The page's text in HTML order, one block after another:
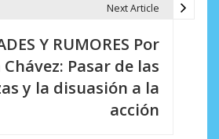
Next Article
Y RUMORES Por
Pasar de las
y la disuasión a la
acción